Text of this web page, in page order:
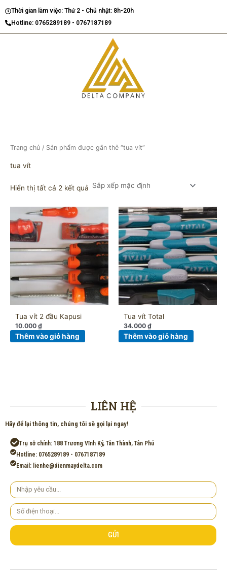
tới
nội
Thời gian làm việc: Thứ 2 - Chủ nhật: 8h-20h
Hotline: 0765289189 - 0767187189
Trang chủ / Sản phẩm được gắn thẻ “tua vít”
tua vít
Hiển thị tất cả 2 kết quả
Tua vít 2 đầu Kapusi
10.000 ₫
Thêm vào giỏ hàng
Tua vít Total
34.000 ₫
Thêm vào giỏ hàng
LIÊN HỆ
Hãy để lại thông tin, chúng tôi sẽ gọi lại ngay!
Trụ sở chính: 188 Trương Vĩnh Ký, Tân Thành, Tân Phú
Hotline: 0765289189 - 0767187189
Email: lienhe@dienmaydelta.com
Yêu
cầu
Số
điện
thoại
GỬI